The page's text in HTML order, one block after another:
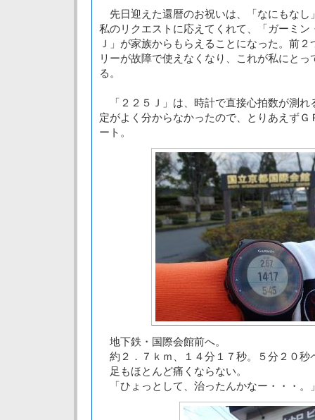
先日迎えた還暦のお祝いは、「なにもなし
私のリクエストに応えてくれて、「ガーミン
Ｊ」が家族からもらえることになった。前
リーが故障で使えなくなり、これが私にと
る。
「２２５Ｊ」は、時計で直接心拍数が測れ
定がよく分からなかったので、とりあえず
ート。
地下鉄・国際会館前へ。
約２．７ｋｍ、１４分１７秒。５分２０秒
足もほとんど痛くならない。
「ひょっとして、治ったんかなー・・・。